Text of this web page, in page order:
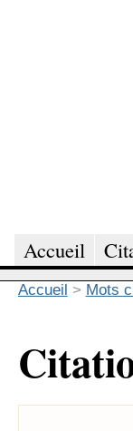
Accueil
Accueil > Mots